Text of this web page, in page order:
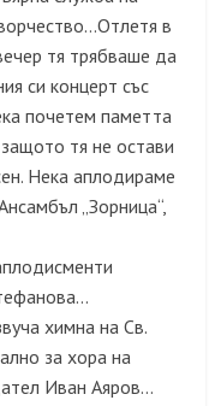
в
тя трябваше да
си концерт със
почетем паметта
тя не остави
Нека аплодираме
„Зорница“,
химна на Св.
за хора на
Иван Аяров…